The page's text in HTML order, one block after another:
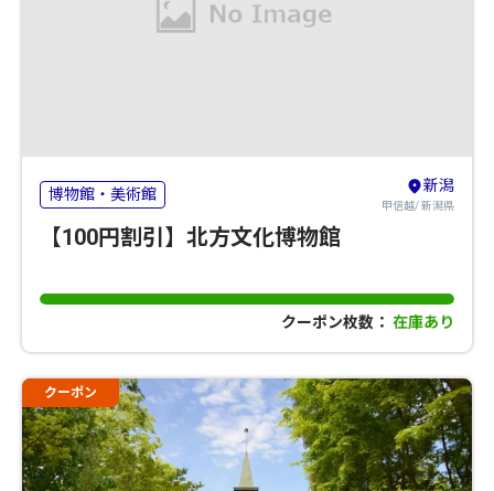
博物館・美術館 新潟
甲信越/ 新潟県
【100円割引】北方文化博物館
クーポン枚数： 在庫あり
クーポン